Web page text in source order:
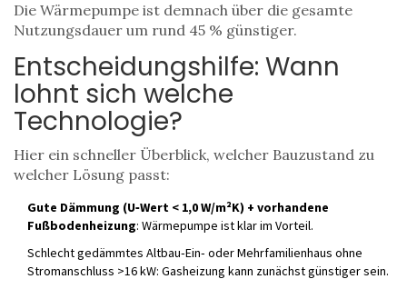
Die Wärmepumpe ist demnach über die gesamte
Nutzungsdauer um rund 45 % günstiger.
Entscheidungshilfe: Wann
lohnt sich welche
Technologie?
Hier ein schneller Überblick, welcher Bauzustand zu
welcher Lösung passt:
Gute Dämmung (U‑Wert < 1,0 W/m²K) + vorhandene
Fußbodenheizung: Wärmepumpe ist klar im Vorteil.
Schlecht gedämmtes Altbau‑Ein‑ oder Mehrfamilienhaus ohne
Stromanschluss >16 kW: Gasheizung kann zunächst günstiger sein.